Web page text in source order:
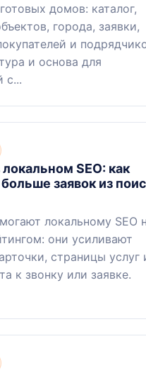
домов: каталог,
города, заявки,
и
и основа для
с...
SEO: как
заявок из
локальному SEO
они усиливают
страницы услуг
к звонку или заявке.